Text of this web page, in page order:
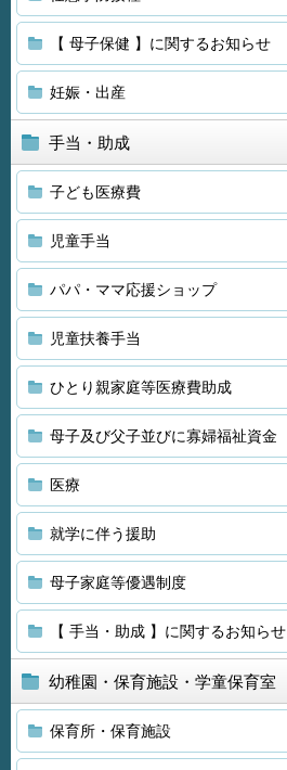
【 母子保健 】に関するお知らせ
妊娠・出産
手当・助成
子ども医療費
児童手当
パパ・ママ応援ショップ
児童扶養手当
ひとり親家庭等医療費助成
母子及び父子並びに寡婦福祉資金
医療
就学に伴う援助
母子家庭等優遇制度
【 手当・助成 】に関するお知らせ
幼稚園・保育施設・学童保育室
保育所・保育施設